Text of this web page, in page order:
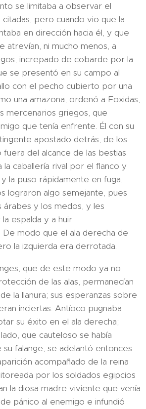
se limitaba a observar el
citadas, pero cuando vio que la
en dirección hacia él, y que
atrevían, ni mucho menos, a
increpado de cobarde por la
se presentó en su campo al
con el pecho cubierto por una
una amazona, ordenó a Foxidas,
mercenarios griegos, que
que tenía enfrente. Él con su
apostado detrás, de los
del alcance de las bestias
la caballería rival por el flanco y
la puso rápidamente en fuga.
lograron algo semejante, pues
y los medos, y les
espalda y a huir
modo que el ala derecha de
la izquierda era derrotada.
que de este modo ya no
de las alas, permanecían
la llanura; sus esperanzas sobre
inciertas. Antíoco pugnaba
su éxito en el ala derecha;
que cauteloso se había
falange, se adelantó entonces
acompañado de la reina
por los soldados egipcios
la diosa madre viviente que venía
pánico al enemigo e infundió